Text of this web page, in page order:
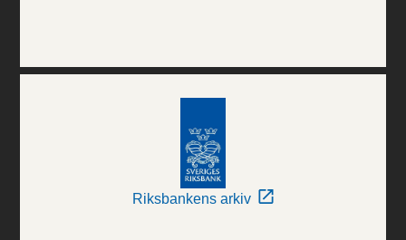
Riksbankens arkiv